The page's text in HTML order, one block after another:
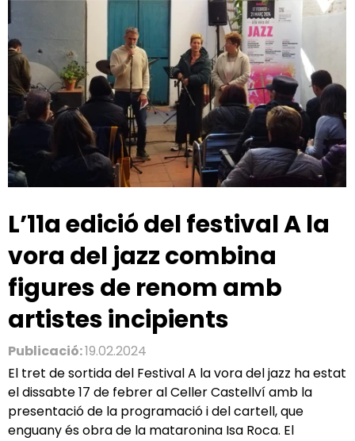
L’11a edició del festival A la
vora del jazz combina
figures de renom amb
artistes incipients
Publicació:19.02.2024
El tret de sortida del Festival A la vora del jazz ha estat
el dissabte 17 de febrer al Celler Castellví amb la
presentació de la programació i del cartell, que
enguany és obra de la mataronina Isa Roca. El